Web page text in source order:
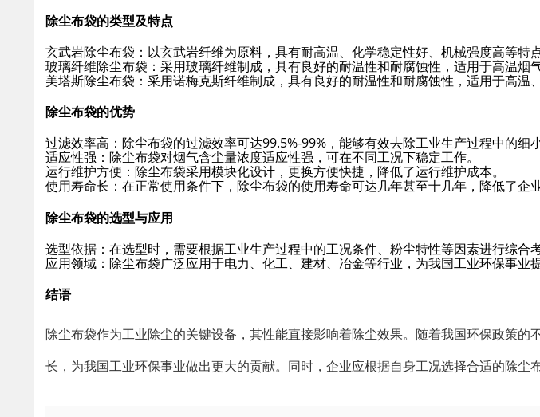
除尘布袋的类型及特点
玄武岩除尘布袋 ：以玄武岩纤维为原料，具有耐高温、化学稳定性好、机械强度高等特
玻璃纤维除尘布袋 ：采用玻璃纤维制成，具有良好的耐温性和耐腐蚀性，适用于高温烟
美塔斯除尘布袋 ：采用诺梅克斯纤维制成，具有良好的耐温性和耐腐蚀性，适用于高温
除尘布袋的优势
过滤效率高 ：除尘布袋的过滤效率可达99.5%-99%，能够有效去除工业生产过程中的细
适应性强 ：除尘布袋对烟气含尘量浓度适应性强，可在不同工况下稳定工作。
运行维护方便 ：除尘布袋采用模块化设计，更换方便快捷，降低了运行维护成本。
使用寿命长 ：在正常使用条件下，除尘布袋的使用寿命可达几年甚至十几年，降低了企
除尘布袋的选型与应用
选型依据 ：在选型时，需要根据工业生产过程中的工况条件、粉尘特性等因素进行综合
应用领域 ：除尘布袋广泛应用于电力、化工、建材、冶金等行业，为我国工业环保事业
结语
除尘布袋作为工业除尘的关键设备，其性能直接影响着除尘效果。随着我国环保政策的
长，为我国工业环保事业做出更大的贡献。同时，企业应根据自身工况选择合适的除尘